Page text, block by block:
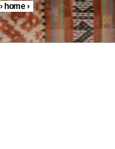
You are here
›home›